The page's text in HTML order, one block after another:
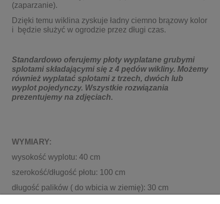
(zaparzanie).
Dzięki temu wiklina zyskuje ładny ciemno brązowy kolor
i będzie służyć w ogrodzie przez długi czas.
Standardowo oferujemy płoty wyplatane grubymi
splotami składającymi się z 4 pędów wikliny. Możemy
również wyplatać splotami z trzech, dwóch lub
wyplot pojedynczy. Wszystkie rozwiązania
prezentujemy na zdjęciach.
WYMIARY:
wysokość wyplotu: 40 cm
szerokość/długość płotu: 100 cm
długość palików ( do wbicia w ziemię): 30 cm